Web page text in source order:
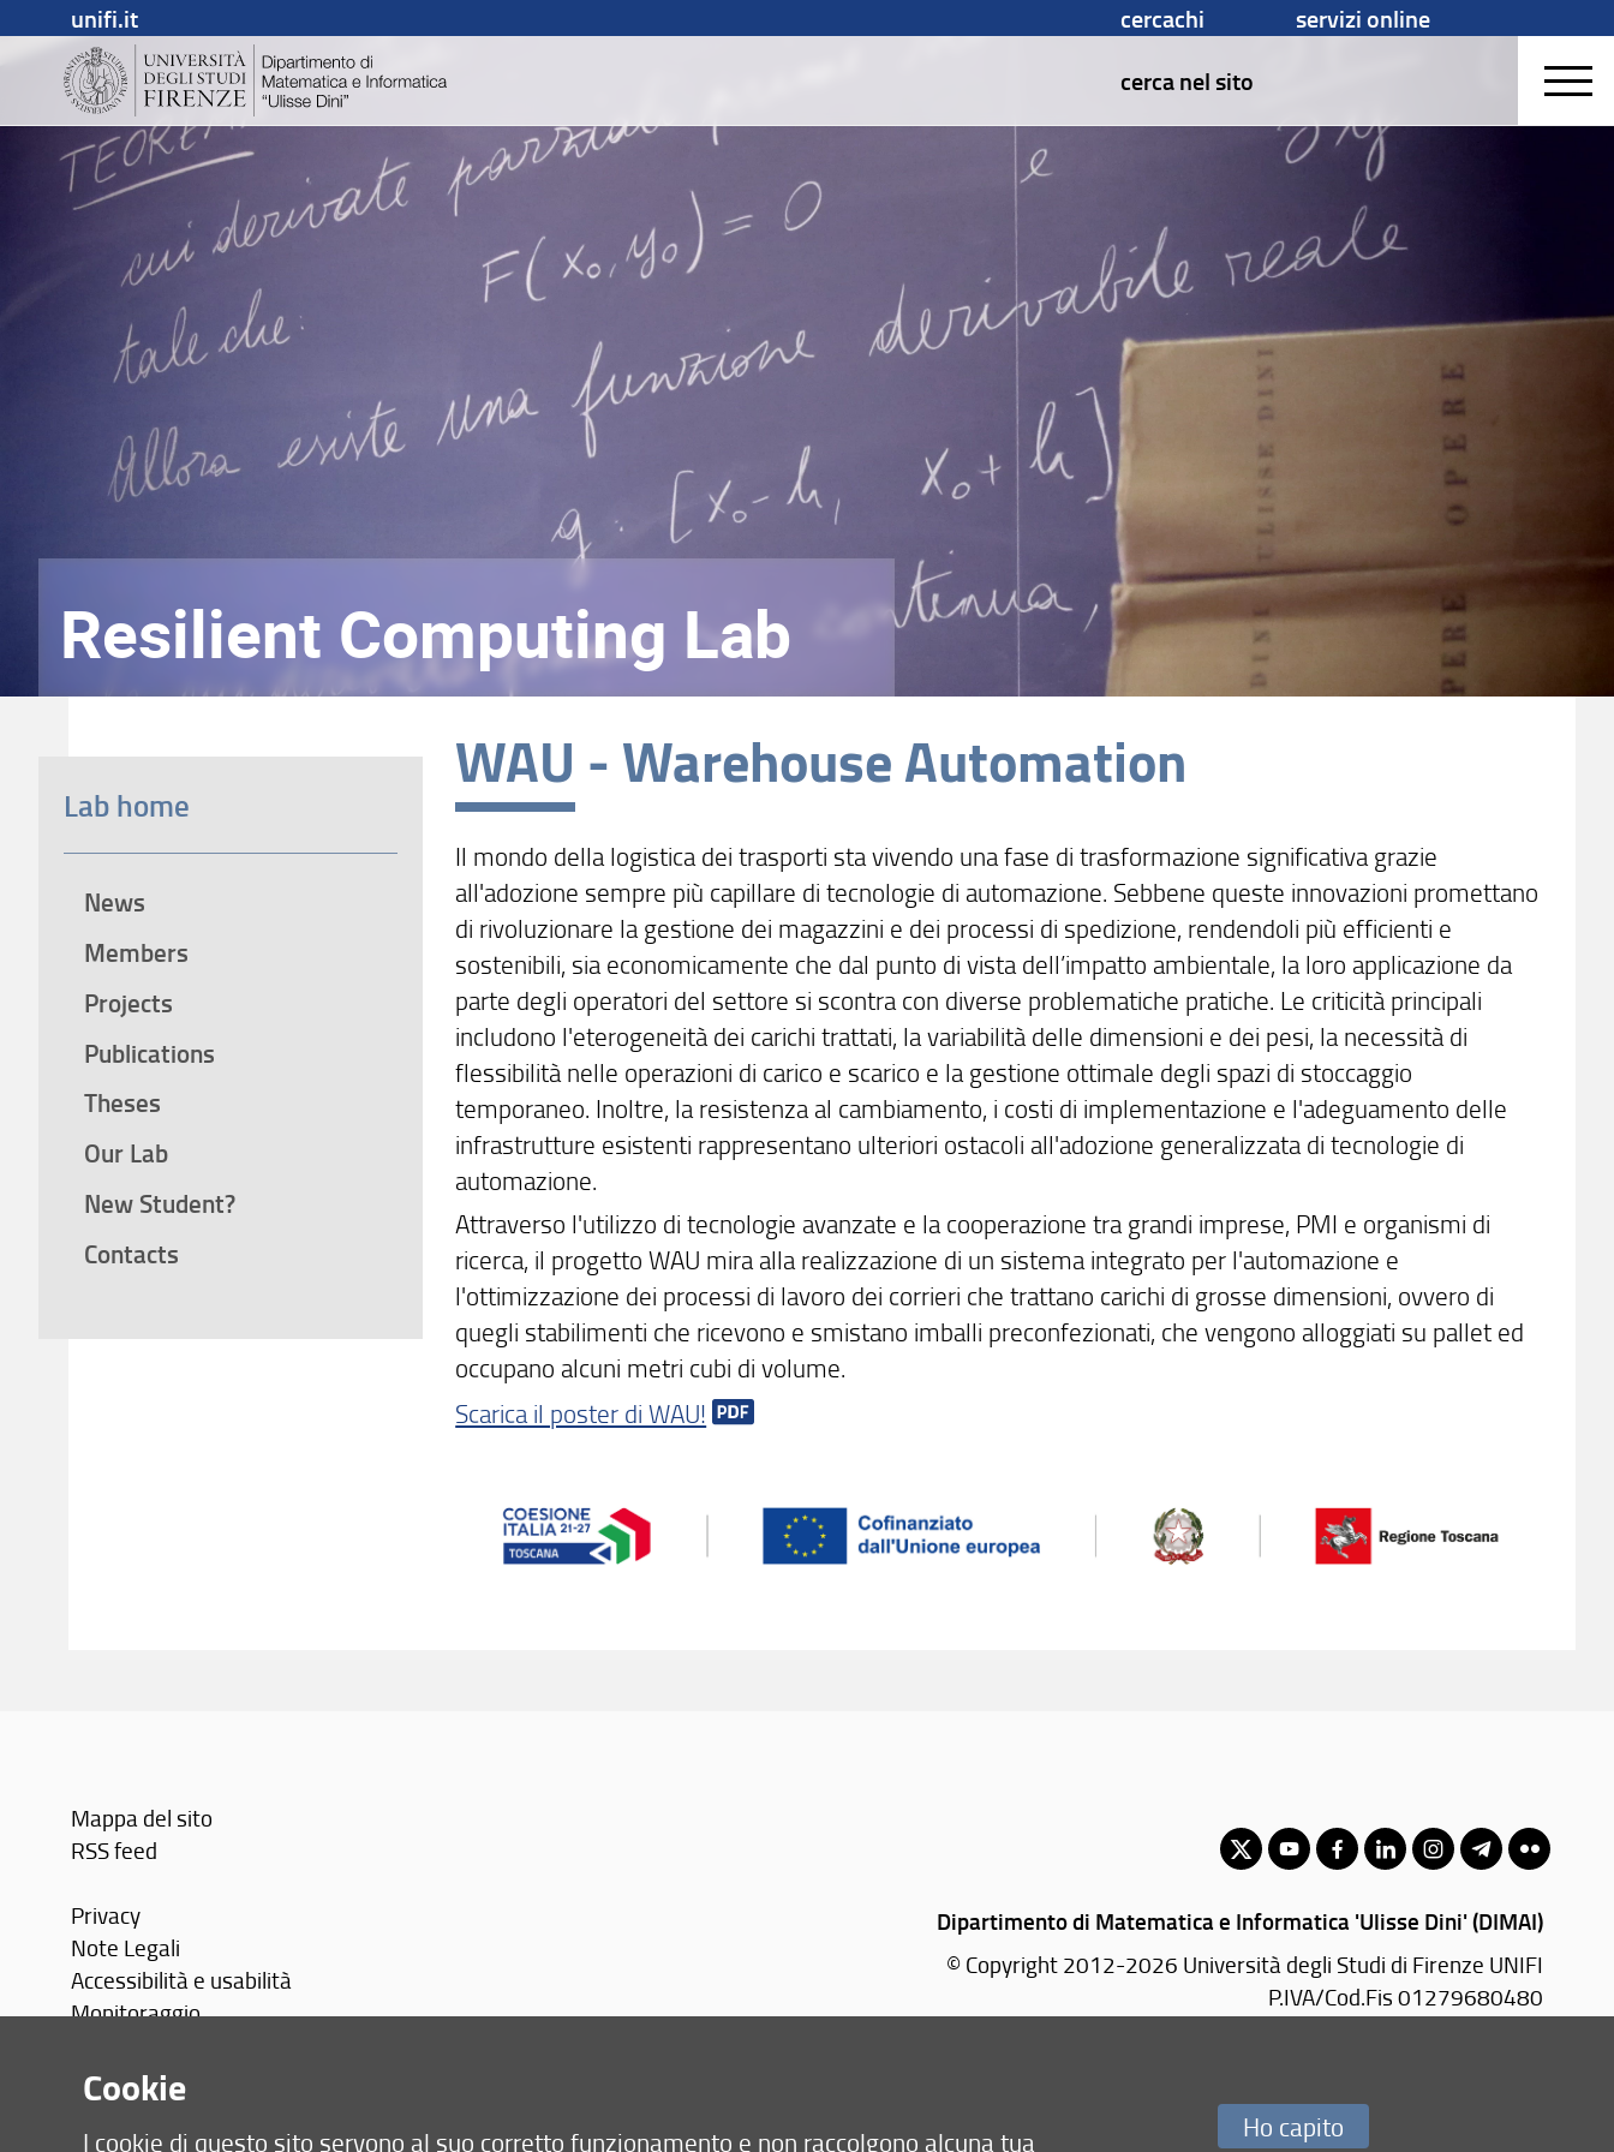
unifi.it cercachi
servizi online
cerca nel sito
Resilient Computing Lab
WAU - Warehouse Automation
Il mondo della logistica dei trasporti sta vivendo una fase di trasformazione significativa grazie
all'adozione sempre più capillare di tecnologie di automazione. Sebbene queste innovazioni promettano
di rivoluzionare la gestione dei magazzini e dei processi di spedizione, rendendoli più efficienti e
sostenibili, sia economicamente che dal punto di vista dell’impatto ambientale, la loro applicazione da
parte degli operatori del settore si scontra con diverse problematiche pratiche. Le criticità principali
includono l'eterogeneità dei carichi trattati, la variabilità delle dimensioni e dei pesi, la necessità di
flessibilità nelle operazioni di carico e scarico e la gestione ottimale degli spazi di stoccaggio
temporaneo. Inoltre, la resistenza al cambiamento, i costi di implementazione e l'adeguamento delle
infrastrutture esistenti rappresentano ulteriori ostacoli all'adozione generalizzata di tecnologie di
automazione.
Attraverso l'utilizzo di tecnologie avanzate e la cooperazione tra grandi imprese, PMI e organismi di
ricerca, il progetto WAU mira alla realizzazione di un sistema integrato per l'automazione e
l'ottimizzazione dei processi di lavoro dei corrieri che trattano carichi di grosse dimensioni, ovvero di
quegli stabilimenti che ricevono e smistano imballi preconfezionati, che vengono alloggiati su pallet ed
occupano alcuni metri cubi di volume.
Scarica il poster di WAU!
Lab home
News
Members
Projects
Publications
Theses
Our Lab
New Student?
Contacts
Mappa del sito
RSS feed
Privacy
Note Legali
Accessibilità e usabilità
Monitoraggio
Area personale
Dipartimento di Matematica e Informatica 'Ulisse Dini' (DIMAI)
© Copyright 2012-2026 Università degli Studi di Firenze UNIFI
P.IVA/Cod.Fis 01279680480
PEC:dimai(AT)pec.unifi.it
Cookie
I cookie di questo sito servono al suo corretto funzionamento e non raccolgono alcuna tua Ho capito